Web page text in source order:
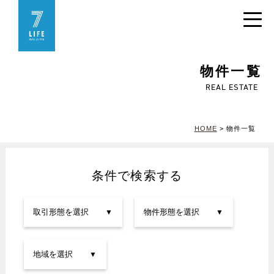
物件一覧
REAL ESTATE
HOME > 物件一覧
条件で検索する